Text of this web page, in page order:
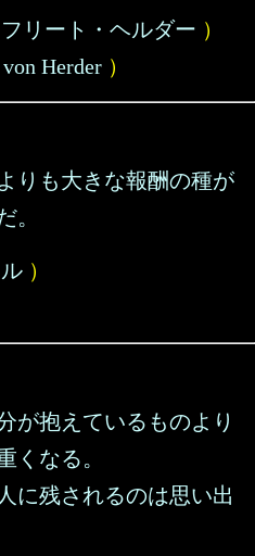
リート・ヘルダー ）
Herder ）
りも大きな報酬の種が
。
）
が抱えているものより
くなる。
に残されるのは思い出